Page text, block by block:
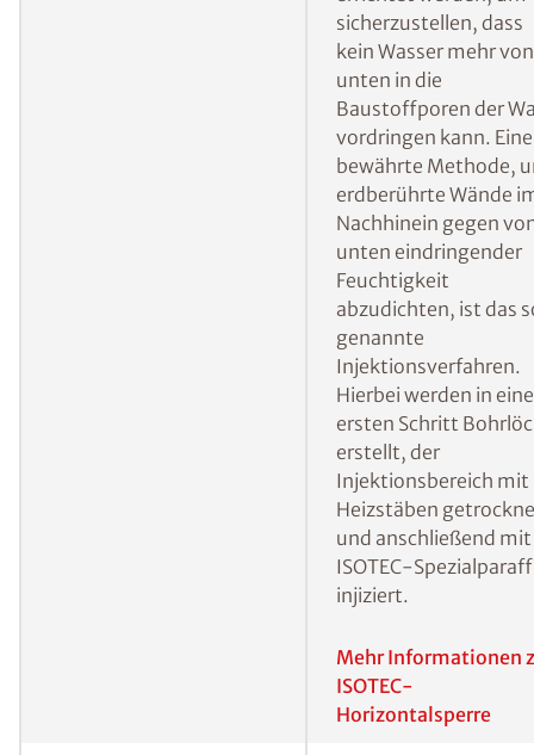
Bei von der Seite
eindringender
Feuchtigkeit
eine nachträglich
errichtete
dass das Wasser
weiterhin von außen
die Wand gelangt.
Mehr Informationen
ISOTEC-
Außenabdichtung
Bei aufsteigender
Feuchtigkeit
Feuchtigkeit“) muss
hingegen eine
Horizontalsperre
errichtet werden, um
sicherzustellen, dass
kein Wasser mehr von
Baustoffporen der
vordringen kann. Eine
bewährte Methode,